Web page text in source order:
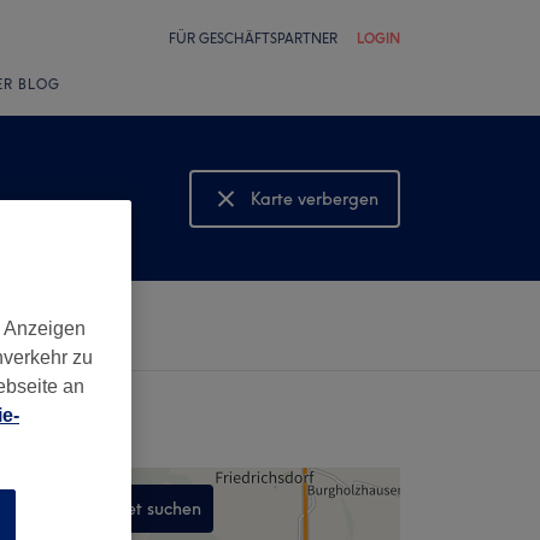
FÜR GESCHÄFTSPARTNER LOGIN
BLOG
Karte verbergen
Karte anzeigen
In diesem Gebiet suchen
zu
an